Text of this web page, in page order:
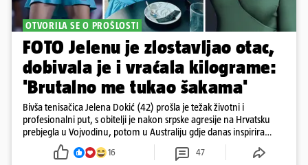
OTVORILA SE O PROŠLOSTI
FOTO Jelenu je zlostavljao otac,
dobivala je i vraćala kilograme:
'Brutalno me tukao šakama'
Bivša tenisačica Jelena Dokić (42) prošla je težak životni i
profesionalni put, s obitelji je nakon srpske agresije na Hrvatsku
prebjegla u Vojvodinu, potom u Australiju gdje danas inspirira
16 47